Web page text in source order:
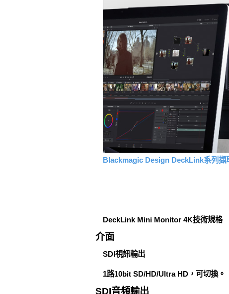
Blackmagic Design DeckLink系列擷
DeckLink Mini Monitor 4K技術規格
介面
SDI視訊輸出
1路10bit SD/HD/Ultra HD，可切換。
SDI音頻輸出